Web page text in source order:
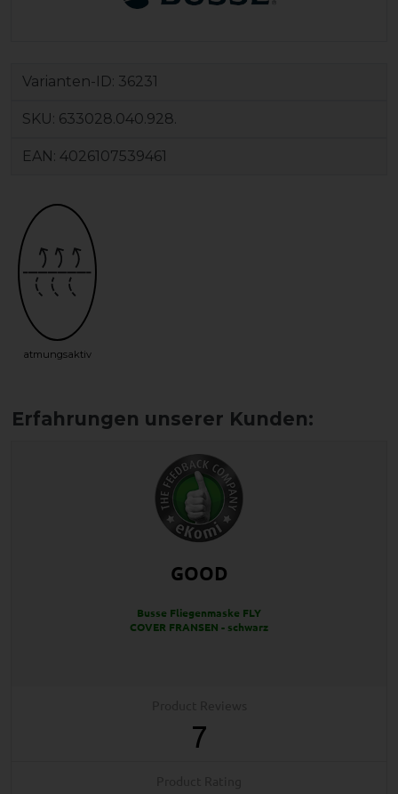
Varianten-ID: 36231
SKU: 633028.040.928.
EAN: 4026107539461
atmungsaktiv
GOOD
Busse Fliegenmaske FLY
COVER FRANSEN - schwarz
7